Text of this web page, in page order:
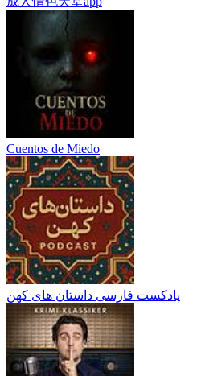
Cuentos de Miedo
پادکست فارسی داستان های کهن